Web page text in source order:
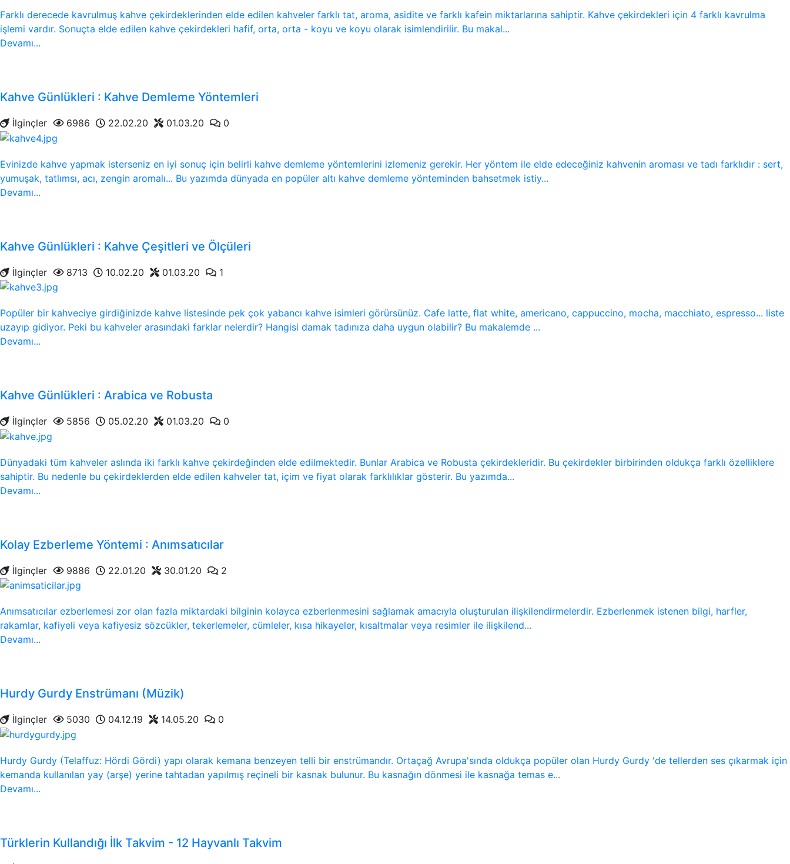
Farklı derecede kavrulmuş kahve çekirdeklerinden elde edilen kahveler farklı tat, aroma, asidite ve farklı kafein miktarlarına sahiptir. Kahve çekirdekleri için 4 farklı kavrulma
işlemi vardır. Sonuçta elde edilen kahve çekirdekleri hafif, orta, orta - koyu ve koyu olarak isimlendirilir. Bu makal...
Devamı...
Kahve Günlükleri : Kahve Demleme Yöntemleri
İlginçler 6986 22.02.20 01.03.20 0
Evinizde kahve yapmak isterseniz en iyi sonuç için belirli kahve demleme yöntemlerini izlemeniz gerekir. Her yöntem ile elde edeceğiniz kahvenin aroması ve tadı farklıdır : sert,
yumuşak, tatlımsı, acı, zengin aromalı... Bu yazımda dünyada en popüler altı kahve demleme yönteminden bahsetmek istiy...
Devamı...
Kahve Günlükleri : Kahve Çeşitleri ve Ölçüleri
İlginçler 8713 10.02.20 01.03.20 1
Popüler bir kahveciye girdiğinizde kahve listesinde pek çok yabancı kahve isimleri görürsünüz. Cafe latte, flat white, americano, cappuccino, mocha, macchiato, espresso... liste
uzayıp gidiyor. Peki bu kahveler arasındaki farklar nelerdir? Hangisi damak tadınıza daha uygun olabilir? Bu makalemde ...
Devamı...
Kahve Günlükleri : Arabica ve Robusta
İlginçler 5856 05.02.20 01.03.20 0
Dünyadaki tüm kahveler aslında iki farklı kahve çekirdeğinden elde edilmektedir. Bunlar Arabica ve Robusta çekirdekleridir. Bu çekirdekler birbirinden oldukça farklı özelliklere
sahiptir. Bu nedenle bu çekirdeklerden elde edilen kahveler tat, içim ve fiyat olarak farklılıklar gösterir. Bu yazımda...
Devamı...
Kolay Ezberleme Yöntemi : Anımsatıcılar
İlginçler 9886 22.01.20 30.01.20 2
Anımsatıcılar ezberlemesi zor olan fazla miktardaki bilginin kolayca ezberlenmesini sağlamak amacıyla oluşturulan ilişkilendirmelerdir. Ezberlenmek istenen bilgi, harfler,
rakamlar, kafiyeli veya kafiyesiz sözcükler, tekerlemeler, cümleler, kısa hikayeler, kısaltmalar veya resimler ile ilişkilend...
Devamı...
Hurdy Gurdy Enstrümanı (Müzik)
İlginçler 5030 04.12.19 14.05.20 0
Hurdy Gurdy (Telaffuz: Hördi Gördi) yapı olarak kemana benzeyen telli bir enstrümandır. Ortaçağ Avrupa'sında oldukça popüler olan Hurdy Gurdy 'de tellerden ses çıkarmak için
kemanda kullanılan yay (arşe) yerine tahtadan yapılmış reçineli bir kasnak bulunur. Bu kasnağın dönmesi ile kasnağa temas e...
Devamı...
Türklerin Kullandığı İlk Takvim - 12 Hayvanlı Takvim